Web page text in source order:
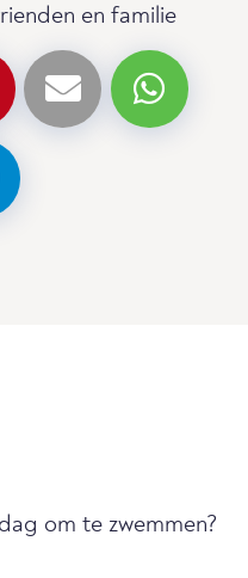
en familie
om te zwemmen?